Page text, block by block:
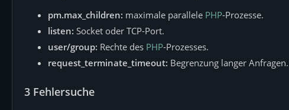
pm.max_children: maximale parallele PHP-Prozesse.
listen: Socket oder TCP-Port.
user/group: Rechte des PHP-Prozesses.
request_terminate_timeout: Begrenzung langer Anfragen.
3 Fehlersuche